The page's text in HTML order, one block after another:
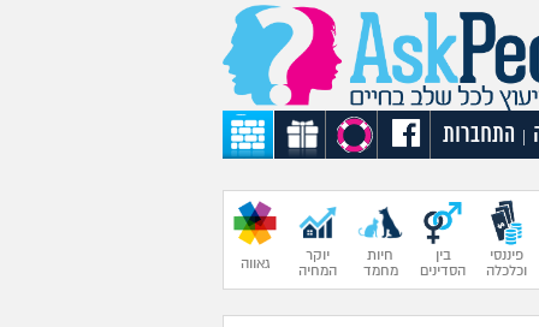
התחברות
פיננסי
וכלכלה
בין
הסדינים
חיות
מחמד
יוקר
המחיה
גאווה